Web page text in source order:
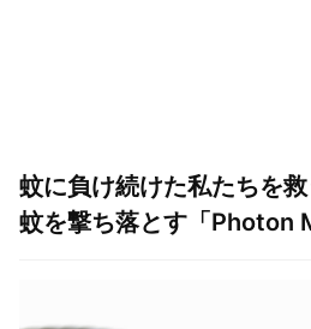
蚊に負け続けた私たちを
蚊を撃ち落とす「Photon